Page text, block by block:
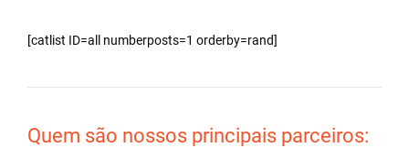
[catlist ID=all numberposts=1 orderby=rand]
Quem são nossos principais parceiros: